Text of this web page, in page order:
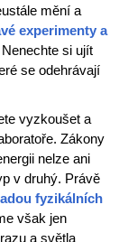
mění a
experimenty a
Nenechte si ujít
se odehrávají
vyzkoušet a
Zákony
nelze ani
v druhý. Právě
fyzikálních
však jen
a světla